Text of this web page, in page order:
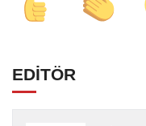
EDİTÖR